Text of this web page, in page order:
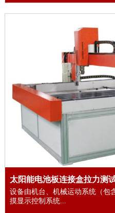
太阳能电池板连接盒拉力测
设备由机台、机械运动系统（包
摸显示控制系统...